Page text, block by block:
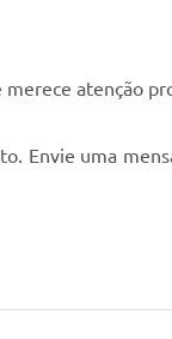
merece atenção
Envie uma